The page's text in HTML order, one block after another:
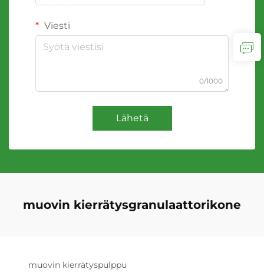
Viesti
0/1000
Lähetä
muovin kierrätysgranulaattorikone
muovin kierrätyspulppu